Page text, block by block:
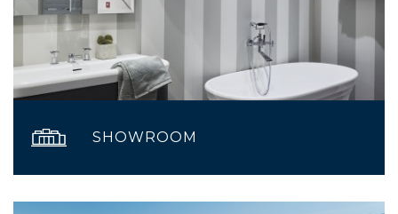
SHOWROOM